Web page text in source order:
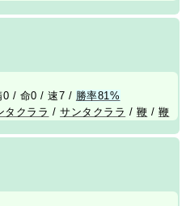
0 / 命0 / 速7 / 勝率81%
タクララ /サンタクララ / 鞭 / 鞭